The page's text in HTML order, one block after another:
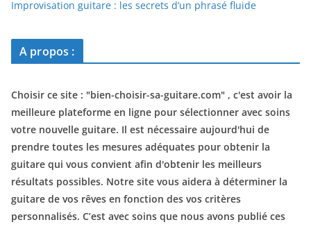
Improvisation guitare : les secrets d’un phrasé fluide
A propos :
Choisir ce site : "bien-choisir-sa-guitare.com" , c'est avoir la
meilleure plateforme en ligne pour sélectionner avec soins
votre nouvelle guitare. Il est nécessaire aujourd'hui de
prendre toutes les mesures adéquates pour obtenir la
guitare qui vous convient afin d'obtenir les meilleurs
résultats possibles. Notre site vous aidera à déterminer la
guitare de vos rêves en fonction des vos critères
personnalisés. C’est avec soins que nous avons publié ces